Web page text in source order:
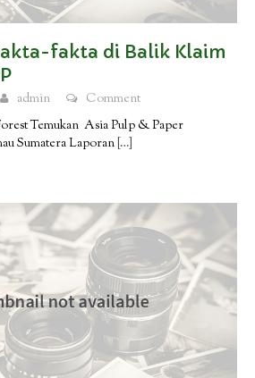
fakta di Balik Klaim
admin
Comment
Temukan Asia Pulp & Paper
Sumatera Laporan […]